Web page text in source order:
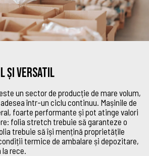
și versatil
un sector de producție de mare volum,
într-un ciclu continuu. Mașinile de
foarte performante și pot atinge valori
folia stretch trebuie să garanteze o
trebuie să își mențină proprietățile
termice de ambalare și depozitare,
rece.